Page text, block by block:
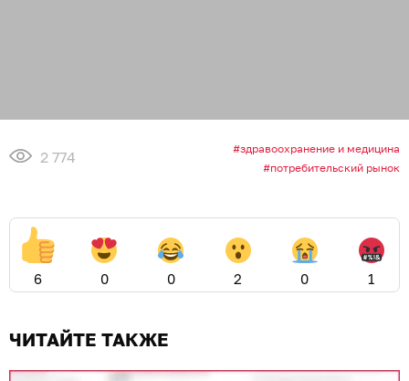
2 774
здравоохранение и медицина
потребительский рынок
6 0 0 2 0 1
ЧИТАЙТЕ ТАКЖЕ